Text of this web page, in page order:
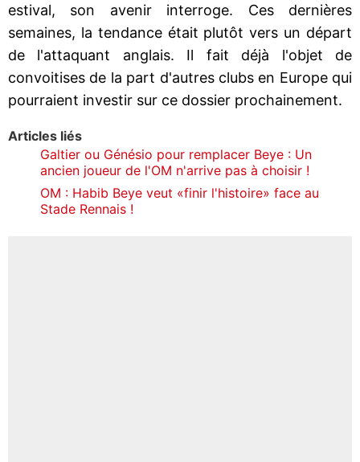
estival, son avenir interroge. Ces dernières
semaines, la tendance était plutôt vers un départ
de l'attaquant anglais. Il fait déjà l'objet de
convoitises de la part d'autres clubs en Europe qui
pourraient investir sur ce dossier prochainement.
Articles liés
Galtier ou Génésio pour remplacer Beye : Un
ancien joueur de l'OM n'arrive pas à choisir !
OM : Habib Beye veut «finir l'histoire» face au
Stade Rennais !